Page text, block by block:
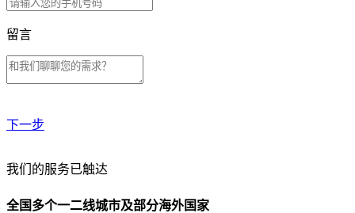
留言
下一步
贵公司预算范围是？
我们的服务已触达
全国多个一二线城市及部分海外国家